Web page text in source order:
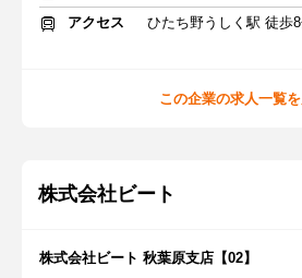
アクセス
ひたち野うしく駅 徒歩
この企業の求人一覧
株式会社ビート
株式会社ビート 秋葉原支店【02】